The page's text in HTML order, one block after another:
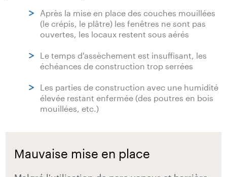
Après la mise en place des couches mouillées
(le crépis, le plâtre) les fenêtres ne sont pas
ouvertes, les locaux restent sous aérés
Le temps d'assèchement est insuffisant, les
échéances de construction trop serrées
Les parties de construction avec une humidité
élevée restant enfermée (des poutres en bois
mouillées, etc.)
Mauvaise mise en place